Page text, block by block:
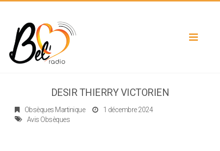
Toggle
DESIR THIERRY VICTORIEN
Obsèques Martinique
1 décembre 2024
Avis Obsèques